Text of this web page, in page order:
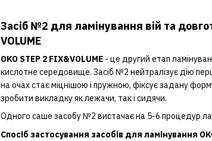
Засіб №2 для ламінування вій та
VOLUME
OKO STEP 2 FIX&VOLUME - це другий етап
кислотне середовище. Засіб №2 нейтралізує дію
на очах стає міцнішою і пружною, фіксує задану
зробити викладку як лежачи, так і сидячи.
Одного саше засобу №2 вистачає на 5-6 процедур
Спосіб застосування засобів для ламінування